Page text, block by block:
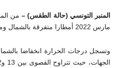
المنبر التونسي (حالة الطقس) –
مارس 2022 أمطارا متفرقة بالشمال ومحليا الوسط والجنوب.
وتسجل درجات الحرارة انخفاضا